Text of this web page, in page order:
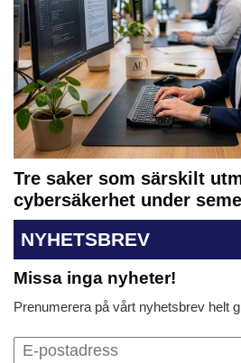
Tre saker som särskilt
cybersäkerhet under
NYHETSBREV
Missa inga nyheter!
Prenumerera på vårt nyhetsbrev helt